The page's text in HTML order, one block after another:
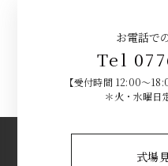
お電話で
Tel
【受付時間 12:00～
＊火・水曜日
式場